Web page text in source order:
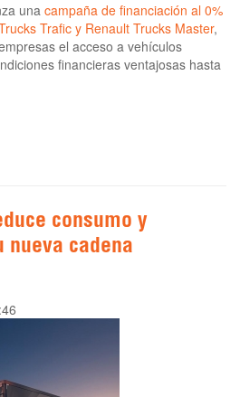
una campaña de financiación al 0%
Trafic y Renault Trucks Master,
el acceso a vehículos
financieras ventajosas hasta
consumo y
nueva cadena